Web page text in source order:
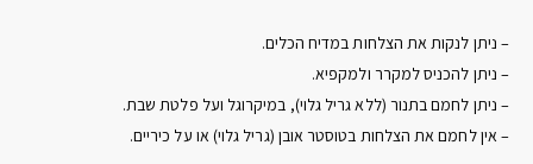
– ניתן לנקות את הצלחות במדיח הכלים.
– ניתן להכניס למקרר ולמקפיא.
– ניתן לחמם בתנור (ללא גריל גלוי), במיקרוגל ועל פלטת שבת.
– אין לחמם את הצלחות בטוסטר אובן (גריל גלוי) או על כיריים.